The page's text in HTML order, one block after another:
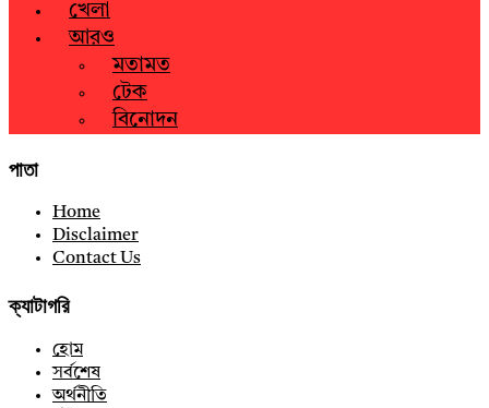
খেলা
আরও
মতামত
টেক
বিনোদন
পাতা
Home
Disclaimer
Contact Us
ক্যাটাগরি
হোম
সর্বশেষ
অর্থনীতি